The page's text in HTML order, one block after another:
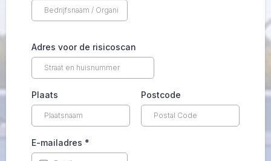
Adres voor de risicoscan
Plaats Postcode
E-mailadres *